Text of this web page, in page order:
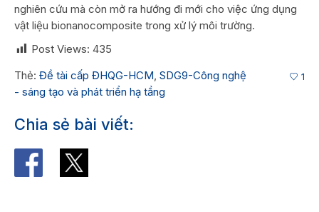
nghiên cứu mà còn mở ra hướng đi mới cho việc ứng dụng
vật liệu bionanocomposite trong xử lý môi trường.
Post Views: 435
Thẻ: Đề tài cấp ĐHQG-HCM SDG9-Công nghệ
- sáng tạo và phát triển hạ tầng
1
Chia sẻ bài viết: